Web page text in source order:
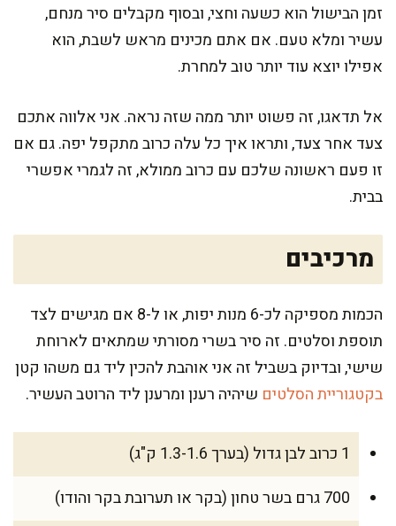
זמן הבישול הוא כשעה וחצי, ובסוף מקבלים סיר מנחם,
עשיר ומלא טעם. אם אתם מכינים מראש לשבת, הוא
אפילו יוצא עוד יותר טוב למחרת.
אל תדאגו, זה פשוט יותר ממה שזה נראה. אני אלווה אתכם
צעד אחר צעד, ותראו איך כל עלה כרוב מתקפל יפה. גם אם
זו פעם ראשונה שלכם עם כרוב ממולא, זה לגמרי אפשרי
בבית.
מרכיבים
הכמות מספיקה לכ-6 מנות יפות, או ל-8 אם מגישים לצד
תוספת וסלטים. זה סיר בשרי מסורתי שמתאים לארוחת
שישי, ובדיוק בשביל זה אני אוהבת להכין ליד גם משהו קטן
בקטגוריית הסלטים שיהיה רענן ומרענן ליד הרוטב העשיר.
1 כרוב לבן גדול (בערך 1.3-1.6 ק"ג)
700 גרם בשר טחון (בקר או תערובת בקר והודו)